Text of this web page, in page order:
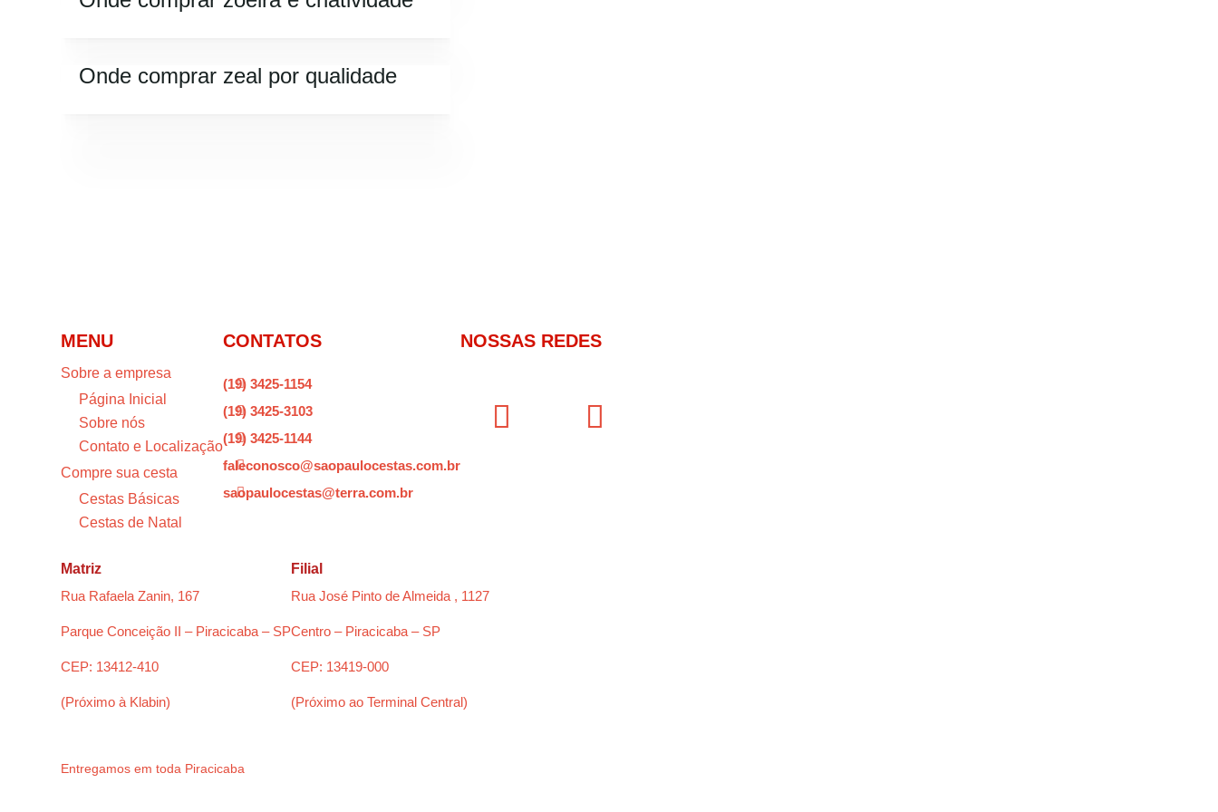
Onde comprar zeal por qualidade
MENU
Sobre a empresa
Página Inicial
Sobre nós
Contato e Localização
Compre sua cesta
Cestas Básicas
Cestas de Natal
CONTATOS

(19) 3425-1154

(19) 3425-3103

(19) 3425-1144

faleconosco@saopaulocestas.com.br

saopaulocestas@terra.com.br
NOSSAS REDES
Matriz
Rua Rafaela Zanin, 167
Parque Conceição II – Piracicaba – SP
CEP: 13412-410
(Próximo à Klabin)
Filial
Rua José Pinto de Almeida , 1127
Centro – Piracicaba – SP
CEP: 13419-000
(Próximo ao Terminal Central)
Entregamos em toda Piracicaba